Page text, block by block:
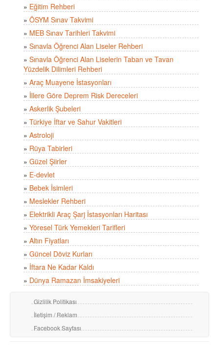
» Eğitim Rehberi
» ÖSYM Sınav Takvimi
» MEB Sınav Tarihleri Takvimi
» Sınavla Öğrenci Alan Liseler Rehberi
» Sınavla Öğrenci Alan Liselerin Taban ve Tavan
Yüzdelik Dilimleri Rehberi
» Araç Muayene İstasyonları
» İllere Göre Deprem Risk Dereceleri
» Askerlik Şubeleri
» Türkiye İftar ve Sahur Vakitleri
» Astroloji
» Rüya Tabirleri
» Güzel Şiirler
» E-devlet
» Bebek İsimleri
» Meslekler Rehberi
» Elektrikli Araç Şarj İstasyonları Haritası
» Yöresel Türk Yemekleri Tarifleri
» Altın Fiyatları
» Güncel Döviz Kurları
» İftara Ne Kadar Kaldı
» Dünya Ramazan İmsakiyeleri
Gizlilik Politikası
İletişim / Reklam
Facebook Sayfası